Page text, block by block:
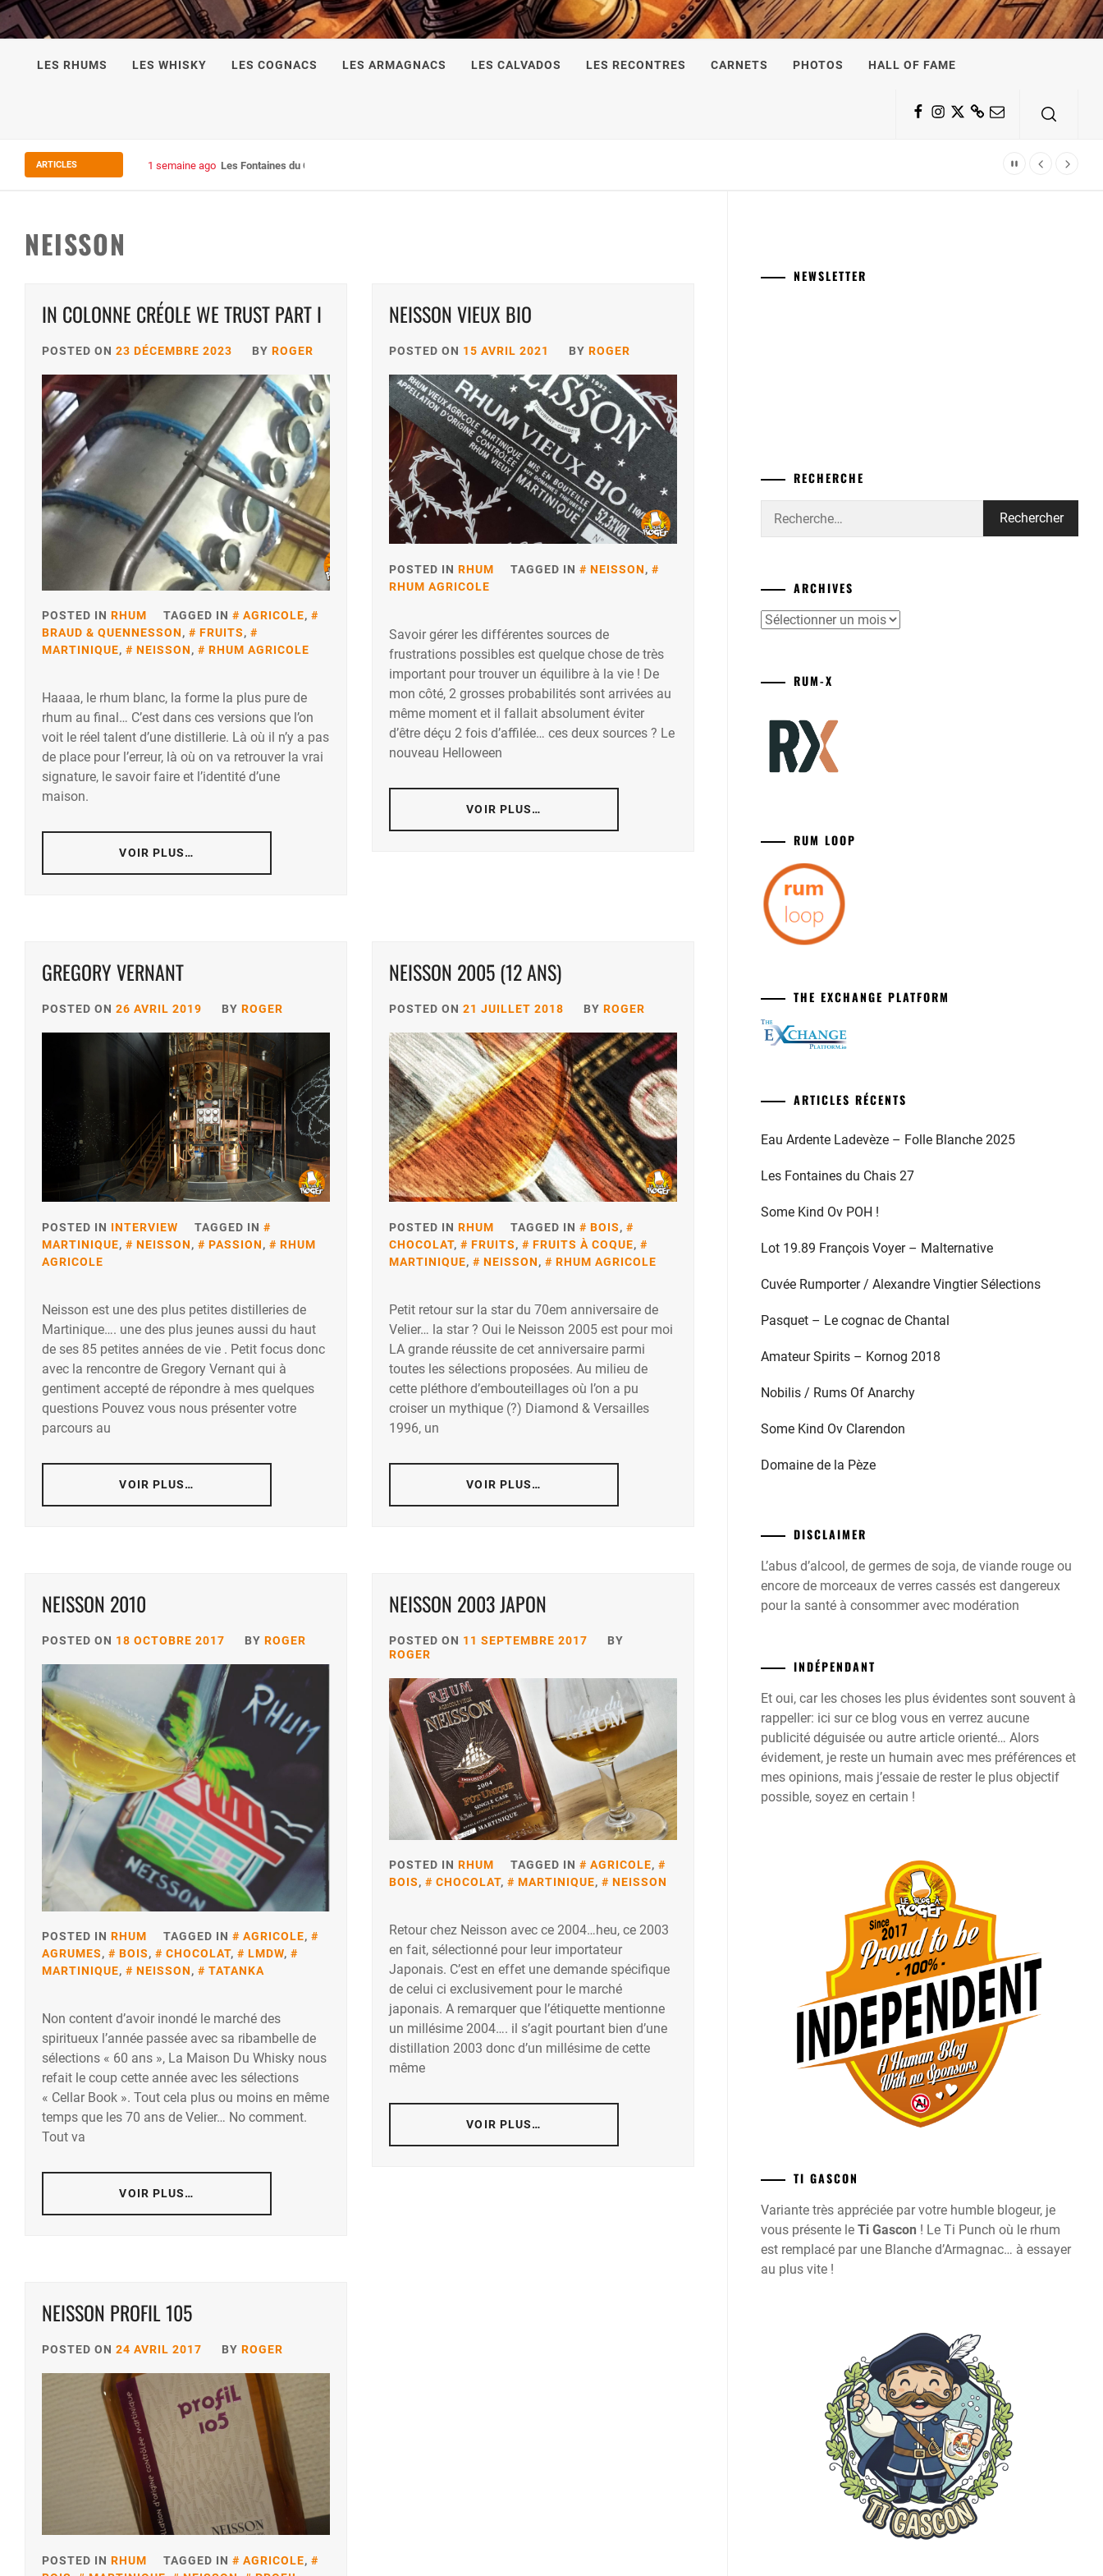
LES RHUMS LES WHISKY LES COGNACS LES ARMAGNACS LES CALVADOS LES RECONTRES CARNETS PHOTOS HALL OF FAME
Facebook
Instagram
TwitterSubstack
Email
ARTICLES 1 semaine ago Les Fontaines du Chais 27
NEISSON
IN COLONNE CRÉOLE WE TRUST PART I
POSTED ON 23 DÉCEMBRE 2023 BY ROGER
POSTED IN RHUM TAGGED IN AGRICOLE,
BRAUD & QUENNESSON, FRUITS,
MARTINIQUE, NEISSON, RHUM AGRICOLE
Haaaa, le rhum blanc, la forme la plus pure de
rhum au final… C’est dans ces versions que l’on
voit le réel talent d’une distillerie. Là où il n’y a pas
de place pour l’erreur, là où on va retrouver la vrai
signature, le savoir faire et l’identité d’une
maison.
VOIR PLUS…
NEISSON VIEUX BIO
POSTED ON 15 AVRIL 2021 BY ROGER
POSTED IN RHUM TAGGED IN NEISSON,
RHUM AGRICOLE
Savoir gérer les différentes sources de
frustrations possibles est quelque chose de très
important pour trouver un équilibre à la vie ! De
mon côté, 2 grosses probabilités sont arrivées au
même moment et il fallait absolument éviter
d’être déçu 2 fois d’affilée… ces deux sources ? Le
nouveau Helloween
VOIR PLUS…
GREGORY VERNANT
POSTED ON 26 AVRIL 2019 BY ROGER
POSTED IN INTERVIEW
TAGGED IN
MARTINIQUE, NEISSON, PASSION,
RHUM
AGRICOLE
Neisson est une des plus petites distilleries de
Martinique…. une des plus jeunes aussi du haut
de ses 85 petites années de vie . Petit focus donc
avec la rencontre de Gregory Vernant qui à
gentiment accepté de répondre à mes quelques
questions Pouvez vous nous présenter votre
parcours au
VOIR PLUS…
NEISSON 2005 (12 ANS)
POSTED ON 21 JUILLET 2018 BY ROGER
POSTED IN RHUM TAGGED IN BOIS,
CHOCOLAT, FRUITS, FRUITS À COQUE,
MARTINIQUE, NEISSON, RHUM AGRICOLE
Petit retour sur la star du 70em anniversaire de
Velier… la star ? Oui le Neisson 2005 est pour moi
LA grande réussite de cet anniversaire parmi
toutes les sélections proposées. Au milieu de
cette pléthore d’embouteillages où l’on a pu
croiser un mythique (?) Diamond & Versailles
1996, un
VOIR PLUS…
NEISSON 2010
POSTED ON 18 OCTOBRE 2017 BY ROGER
POSTED IN RHUM TAGGED IN AGRICOLE,
AGRUMES, BOIS, CHOCOLAT, LMDW,
MARTINIQUE, NEISSON, TATANKA
Non content d’avoir inondé le marché des
spiritueux l’année passée avec sa ribambelle de
sélections « 60 ans », La Maison Du Whisky nous
refait le coup cette année avec les sélections
« Cellar Book ». Tout cela plus ou moins en même
temps que les 70 ans de Velier… No comment.
Tout va
VOIR PLUS…
NEISSON 2003 JAPON
POSTED ON 11 SEPTEMBRE 2017
BY
ROGER
POSTED IN RHUM TAGGED IN AGRICOLE,
BOIS, CHOCOLAT, MARTINIQUE, NEISSON
Retour chez Neisson avec ce 2004…heu, ce 2003
en fait, sélectionné pour leur importateur
Japonais. C’est en effet une demande spécifique
de celui ci exclusivement pour le marché
japonais. A remarquer que l’étiquette mentionne
un millésime 2004…. il s’agit pourtant bien d’une
distillation 2003 donc d’un millésime de cette
même
VOIR PLUS…
NEISSON PROFIL 105
POSTED ON 24 AVRIL 2017 BY ROGER
POSTED IN RHUM TAGGED IN AGRICOLE,
NEWSLETTER
RECHERCHE
ARCHIVES
Archives
RUM-X
RUM LOOP
THE EXCHANGE PLATFORM
ARTICLES RÉCENTS
Eau Ardente Ladevèze – Folle Blanche 2025
Les Fontaines du Chais 27
Some Kind Ov POH !
Lot 19.89 François Voyer – Malternative
Cuvée Rumporter / Alexandre Vingtier Sélections
Pasquet – Le cognac de Chantal
Amateur Spirits – Kornog 2018
Nobilis / Rums Of Anarchy
Some Kind Ov Clarendon
Domaine de la Pèze
DISCLAIMER
L’abus d’alcool, de germes de soja, de viande rouge ou
encore de morceaux de verres cassés est dangereux
pour la santé à consommer avec modération
INDÉPENDANT
Et oui, car les choses les plus évidentes sont souvent à
rappeller: ici sur ce blog vous en verrez aucune
publicité déguisée ou autre article orienté… Alors
évidement, je reste un humain avec mes préférences et
mes opinions, mais j’essaie de rester le plus objectif
possible, soyez en certain !
TI GASCON
Variante très appréciée par votre humble blogeur, je
vous présente le Ti Gascon ! Le Ti Punch où le rhum
est remplacé par une Blanche d’Armagnac… à essayer
au plus vite !